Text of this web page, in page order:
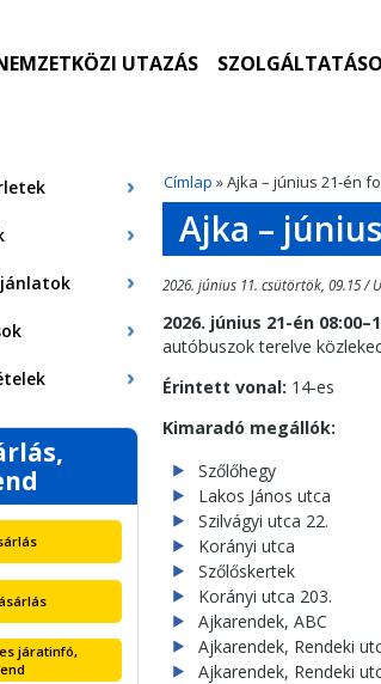
UTAZÁS
Címlap » Ajka – június 21-én
járatinfó,
Ajka –
2026. június 11. csütörtök, 09.15 /
2026. június 21-én
autóbuszok terelve
Érintett vonal: 14-es
Kimaradó megállók:
Szőlőhegy
Lakos János utca
Szilvágyi utca 22.
Korányi utca
Szőlőskertek
Korányi utca 203.
Ajkarendek, ABC
Ajkarendek, Rendeki
Ajkarendek, Rendeki